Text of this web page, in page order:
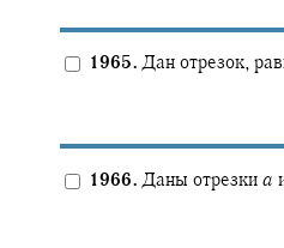
1965. Дан отрезок,
1966. Даны отрезки a